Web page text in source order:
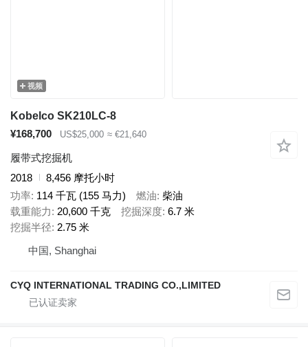
视频
Kobelco SK210LC-8
¥168,700
US$25,000 ≈ €21,640
履带式挖掘机
2018
8,456 摩托小时
功率 114 千瓦 (155 马力) 燃油 柴油
载重能力
20,600 千克 挖掘深度 6.7 米
挖掘半径 2.75 米
中国, Shanghai
CYQ INTERNATIONAL TRADING CO.,LIMITED